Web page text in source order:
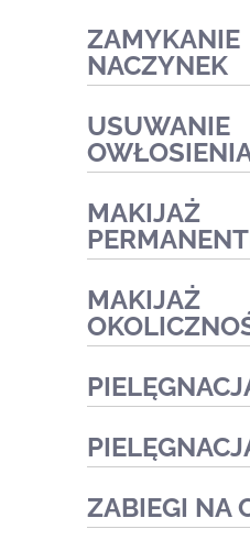
Zabiegi
kwasach
przebarwienia
Zabiegi
ZAMYKANIE
NACZYNEK
USUWANIE
MAKIJAŻ
MAKIJAŻ
Zabiegi
Podologia
ZABIEGI NA